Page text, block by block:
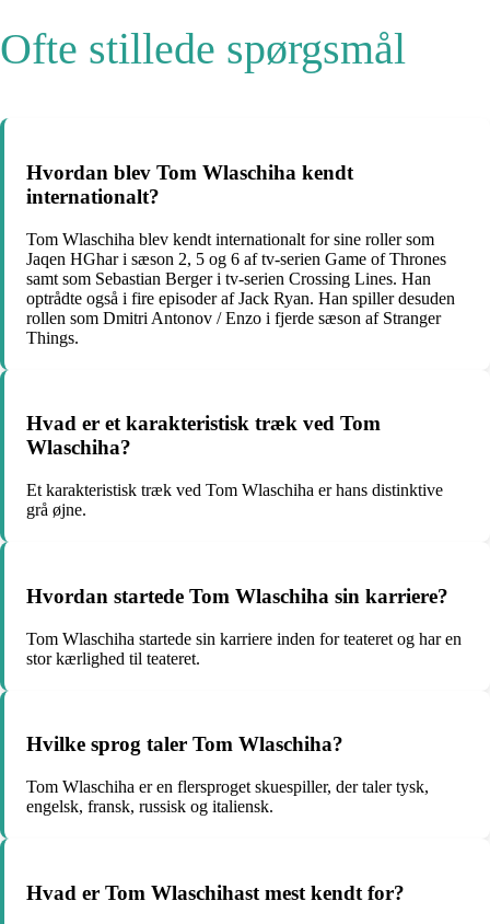
Ofte stillede spørgsmål
Hvordan blev Tom Wlaschiha kendt
internationalt?
Tom Wlaschiha blev kendt internationalt for sine roller som
Jaqen HGhar i sæson 2, 5 og 6 af tv-serien Game of Thrones
samt som Sebastian Berger i tv-serien Crossing Lines. Han
optrådte også i fire episoder af Jack Ryan. Han spiller desuden
rollen som Dmitri Antonov / Enzo i fjerde sæson af Stranger
Things.
Hvad er et karakteristisk træk ved Tom
Wlaschiha?
Et karakteristisk træk ved Tom Wlaschiha er hans distinktive
grå øjne.
Hvordan startede Tom Wlaschiha sin karriere?
Tom Wlaschiha startede sin karriere inden for teateret og har en
stor kærlighed til teateret.
Hvilke sprog taler Tom Wlaschiha?
Tom Wlaschiha er en flersproget skuespiller, der taler tysk,
engelsk, fransk, russisk og italiensk.
Hvad er Tom Wlaschihast mest kendt for?